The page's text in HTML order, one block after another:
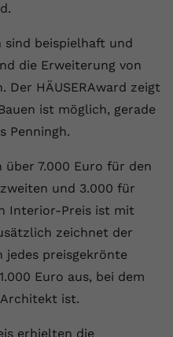
sind beispielhaft und
die Erweiterung von
Der HÄUSERAward zeigt
ist möglich, gerade
Penningh.
über 7.000 Euro für den
und 3.000 für
Interior-Preis ist mit
zeichnet der
jedes preisgekrönte
Euro aus, bei dem
ist.
erhielten die
diesen Cookie, um die
des Benutzers zu
eingebettete YouTube-
gesetzte Cookie
eindeutige ID, um